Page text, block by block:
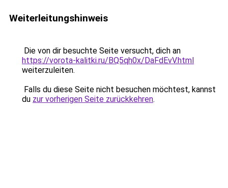
Weiterleitungshinweis
Die von dir besuchte Seite versucht, dich an
https://vorota-kalitki.ru/BQ5qh0x/DaFdEvV.html
weiterzuleiten.
Falls du diese Seite nicht besuchen möchtest, kannst
du zur vorherigen Seite zurückkehren.